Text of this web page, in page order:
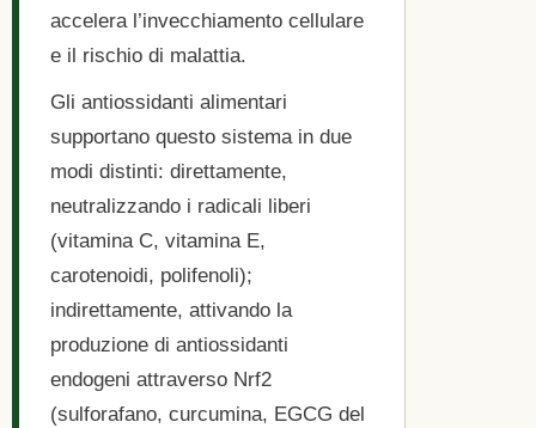
accelera l’invecchiamento cellulare
e il rischio di malattia.
Gli antiossidanti alimentari
supportano questo sistema in due
modi distinti: direttamente,
neutralizzando i radicali liberi
(vitamina C, vitamina E,
carotenoidi, polifenoli);
indirettamente, attivando la
produzione di antiossidanti
endogeni attraverso Nrf2
(sulforafano, curcumina, EGCG del